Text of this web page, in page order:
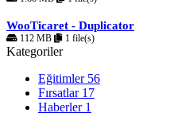
WooTicaret - Duplicator
112 MB 1 file(s)
Kategoriler
Eğitimler 56
Fırsatlar 17
Haberler 1